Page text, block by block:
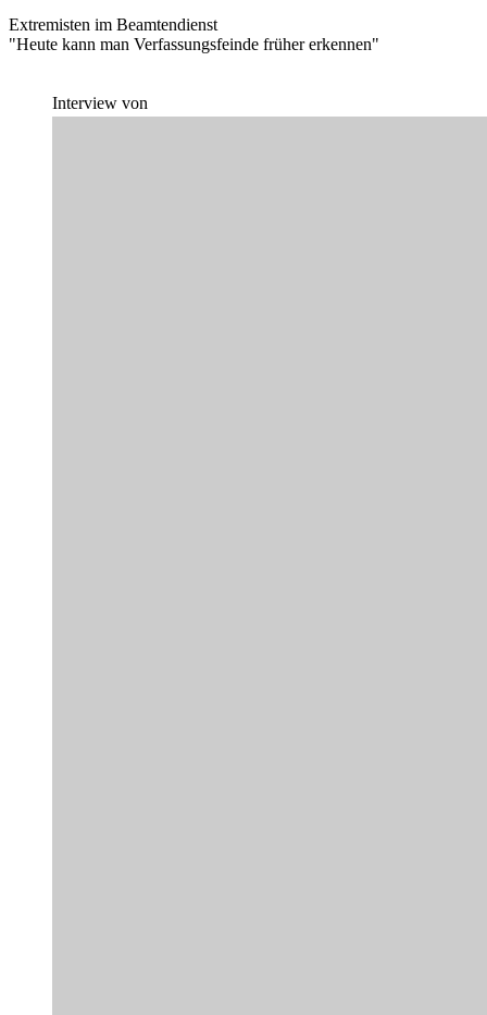
Extremisten im Beamtendienst
"Heute kann man Verfassungsfeinde früher erkennen"
Interview von